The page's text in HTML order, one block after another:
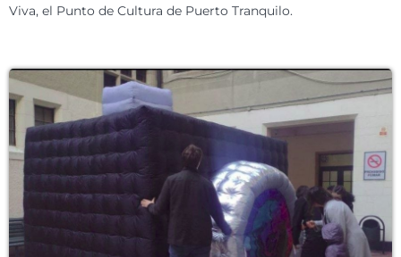
Viva, el Punto de Cultura de Puerto Tranquilo.